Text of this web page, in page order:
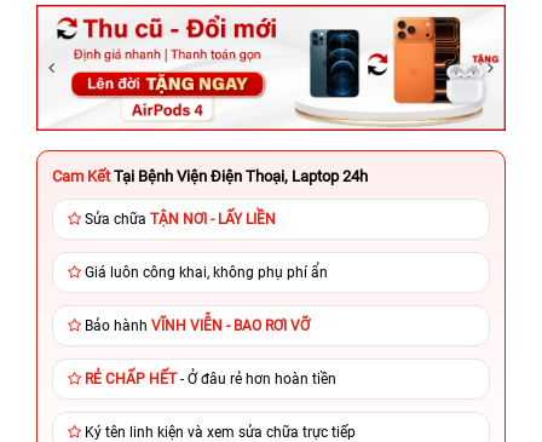
Cam Kết Tại Bệnh Viện Điện Thoại, Laptop 24h
Sửa chữa TẬN NƠI - LẤY LIỀN
Giá luôn công khai, không phụ phí ẩn
Bảo hành VĨNH VIỄN - BAO RƠI VỠ
RẺ CHẤP HẾT- Ở đâu rẻ hơn hoàn tiền
Ký tên linh kiện và xem sửa chữa trực tiếp